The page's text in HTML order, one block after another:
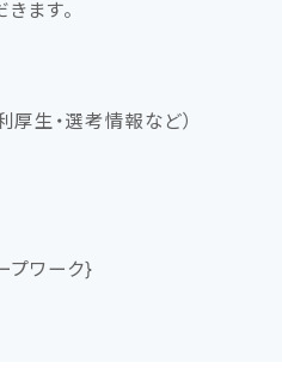
ます。
厚生・選考情報など）
プワーク}